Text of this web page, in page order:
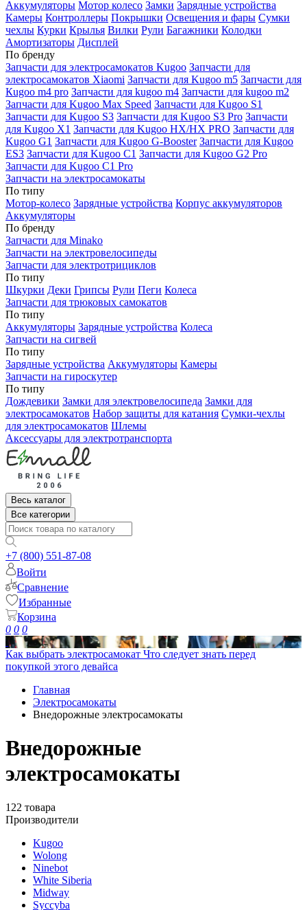
Аккумуляторы Мотор колесо Замки Зарядные устройства
Камеры Контроллеры Покрышки Освещения и фары Сумки
чехлы Курки Крылья Вилки Рули Багажники Колодки
Амортизаторы Дисплей
По бренду
Запчасти для электросамокатов Kugoo Запчасти для
электросамокатов Xiaomi Запчасти для Kugoo m5 Запчасти для
Кugoo m4 pro Запчасти для kugoo m4 Запчасти для kugoo m2
Запчасти для Kugoo Max Speed Запчасти для Kugoo S1
Запчасти для Kugoo S3 Запчасти для Kugoo S3 Pro Запчасти
для Kugoo X1 Запчасти для Kugoo HX/HX PRO Запчасти для
Kugoo G1 Запчасти для Kugoo G-Booster Запчасти для Kugoo
ES3 Запчасти для Kugoo C1 Запчасти для Kugoo G2 Pro
Запчасти для Kugoo C1 Pro
Запчасти на электросамокаты
По типу
Мотор-колесо Зарядные устройства Корпус аккумуляторов
Аккумуляторы
По бренду
Запчасти для Minako
Запчасти на электровелосипеды
Запчасти для электротрициклов
По типу
Шкурки Деки Грипсы Рули Пеги Колеса
Запчасти для трюковых самокатов
По типу
Аккумуляторы Зарядные устройства Колеса
Запчасти на сигвей
По типу
Зарядные устройства Аккумуляторы Камеры
Запчасти на гироскутер
По типу
Дождевики Замки для электровелосипеда Замки для
электросамокатов Набор защиты для катания Сумки-чехлы
для электросамокатов Шлемы
Аксессуары для электротранспорта
Весь каталог
Все категории
+7 (800) 551-87-08
Войти
Сравнение
Избранные
Корзина
0 0 0
Как выбрать электросамокат Что следует знать перед
покупкой этого девайса
Главная
Электросамокаты
Внедорожные электросамокаты
Внедорожные
электросамокаты
122 товара
Производители
Kugoo
Wolong
Ninebot
White Siberia
Midway
Syccyba